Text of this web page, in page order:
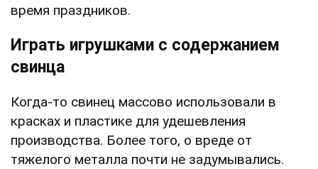
время праздников.
Играть игрушками с содержанием
свинца
Когда-то свинец массово использовали в
красках и пластике для удешевления
производства. Более того, о вреде от
тяжелого металла почти не задумывались.